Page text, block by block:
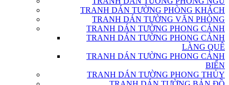
TRANH DÁN TƯỜNG PHÒNG KHÁCH
TRANH DÁN TƯỜNG VĂN PHÒNG
TRANH DÁN TƯỜNG PHONG CẢNH
TRANH DÁN TƯỜNG PHONG CẢNH
LÀNG QUÊ
TRANH DÁN TƯỜNG PHONG CẢNH
BIỂN
TRANH DÁN TƯỜNG PHONG THỦY